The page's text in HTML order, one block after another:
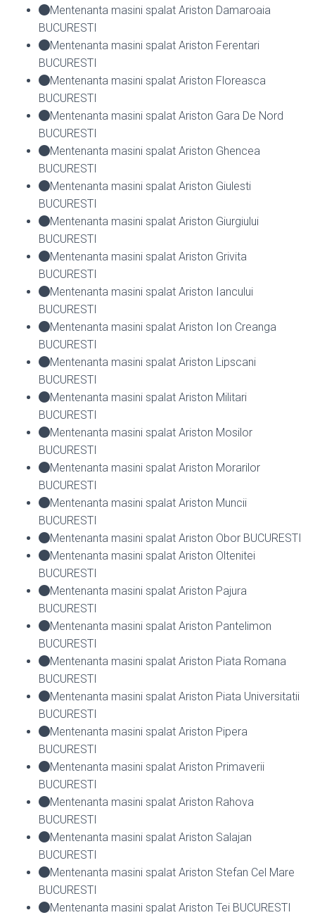
Mentenanta masini spalat Ariston Damaroaia
BUCURESTI
Mentenanta masini spalat Ariston Ferentari
BUCURESTI
Mentenanta masini spalat Ariston Floreasca
BUCURESTI
Mentenanta masini spalat Ariston Gara De Nord
BUCURESTI
Mentenanta masini spalat Ariston Ghencea
BUCURESTI
Mentenanta masini spalat Ariston Giulesti
BUCURESTI
Mentenanta masini spalat Ariston Giurgiului
BUCURESTI
Mentenanta masini spalat Ariston Grivita
BUCURESTI
Mentenanta masini spalat Ariston Iancului
BUCURESTI
Mentenanta masini spalat Ariston Ion Creanga
BUCURESTI
Mentenanta masini spalat Ariston Lipscani
BUCURESTI
Mentenanta masini spalat Ariston Militari
BUCURESTI
Mentenanta masini spalat Ariston Mosilor
BUCURESTI
Mentenanta masini spalat Ariston Morarilor
BUCURESTI
Mentenanta masini spalat Ariston Muncii
BUCURESTI
Mentenanta masini spalat Ariston Obor BUCURESTI
Mentenanta masini spalat Ariston Oltenitei
BUCURESTI
Mentenanta masini spalat Ariston Pajura
BUCURESTI
Mentenanta masini spalat Ariston Pantelimon
BUCURESTI
Mentenanta masini spalat Ariston Piata Romana
BUCURESTI
Mentenanta masini spalat Ariston Piata Universitatii
BUCURESTI
Mentenanta masini spalat Ariston Pipera
BUCURESTI
Mentenanta masini spalat Ariston Primaverii
BUCURESTI
Mentenanta masini spalat Ariston Rahova
BUCURESTI
Mentenanta masini spalat Ariston Salajan
BUCURESTI
Mentenanta masini spalat Ariston Stefan Cel Mare
BUCURESTI
Mentenanta masini spalat Ariston Tei BUCURESTI